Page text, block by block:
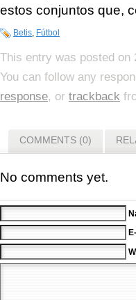
estos conjuntos que,
Betis, Fútbol
This entry was posted
You can follow any
response, or trackback
COMMENTS (0)
No comments yet.